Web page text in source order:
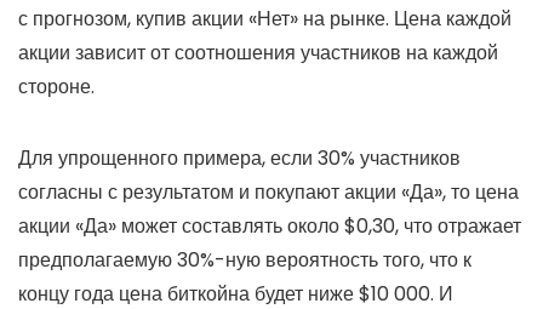
с прогнозом, купив акции «Нет» на рынке. Цена каждой
акции зависит от соотношения участников на каждой
стороне.
Для упрощенного примера, если 30% участников
согласны с результатом и покупают акции «Да», то цена
акции «Да» может составлять около $0,30, что отражает
предполагаемую 30%-ную вероятность того, что к
концу года цена биткойна будет ниже $10 000. И